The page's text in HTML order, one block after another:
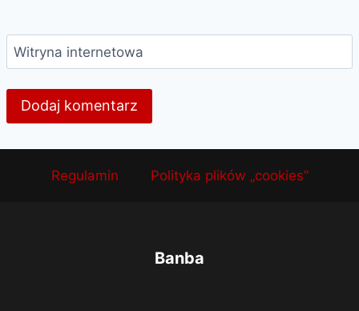
Witryna internetowa
Regulamin Polityka plików „cookies”
Banba